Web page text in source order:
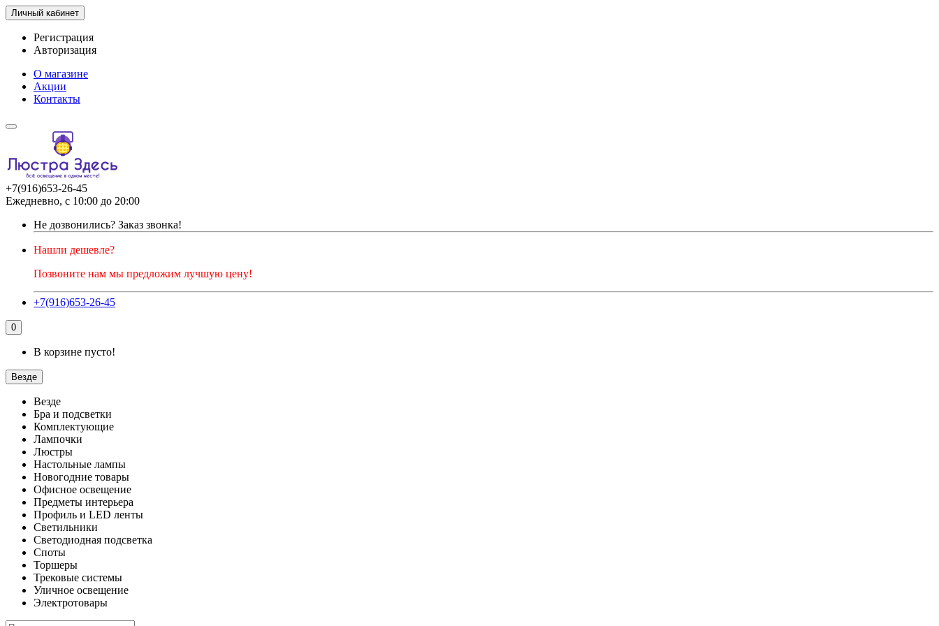
Личный кабинет
Регистрация
Авторизация
О магазине
Акции
Контакты
+7(916)653-26-45
Ежедневно, с 10:00 до 20:00
Не дозвонились? Заказ звонка!
Нашли дешевле?
Позвоните нам мы предложим лучшую цену!
+7(916)653-26-45
0
В корзине пусто!
Везде
Везде
Бра и подсветки
Комплектующие
Лампочки
Люстры
Настольные лампы
Новогодние товары
Офисное освещение
Предметы интерьера
Профиль и LED ленты
Светильники
Светодиодная подсветка
Споты
Торшеры
Трековые системы
Уличное освещение
Электротовары